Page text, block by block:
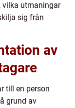
vilka utmaningar
sig från
av
till en person
grund av